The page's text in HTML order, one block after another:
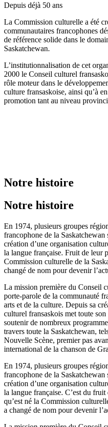
Depuis déjà 50 ans
La Commission culturelle a été
communautaires francophones
de référence solide dans le
Saskatchewan.
L’institutionnalisation de cet
2000 le Conseil culturel
rôle moteur dans le
culture fransaskoise, ainsi qu’à
promotion tant au niveau
Notre histoire
Notre histoire
En 1974, plusieurs groupes
francophone de la
création d’une organisation
la langue française. Fruit de leur
Commission culturelle de la
changé de nom pour devenir
La mission première du Conseil
porte-parole de la communauté
arts et de la culture. Depuis sa
culturel fransaskois met toute
soutenir de nombreux
travers toute la Saskatchewan,
Nouvelle Scène, premier pas
international de la chanson de
En 1974, plusieurs groupes
francophone de la Saskatchewan
création d’une organisation
la langue française. C’est du
qu’est né la Commission
a changé de nom pour devenir